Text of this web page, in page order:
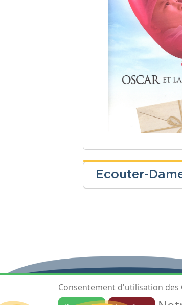
Ecouter-
Consentement d'utilisation des